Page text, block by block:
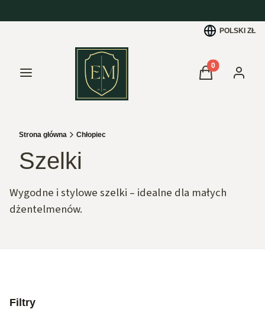
POLSKI ZŁ
Menu Produkty w
Koszyk Zaloguj
Strona główna Chłopiec
Szelki
Wygodne i stylowe szelki – idealne dla małych
dżentelmenów.
Filtry